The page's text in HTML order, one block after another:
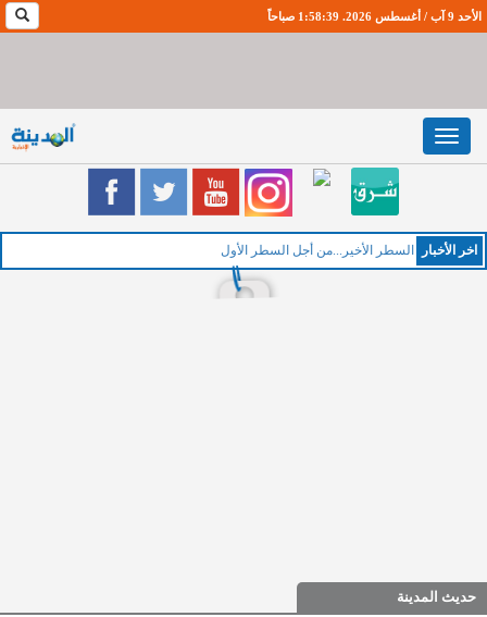
الأحد 9 آب / أغسطس 2026. 1:58:40 صباحاً
Toggle
navigation
اخر اﻷخبار الخ
حديث المدينة